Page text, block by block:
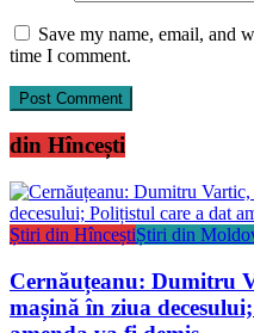
Save my name, email, and
time I comment.
din Hîncești
Știri din HînceștiȘtiri din
Cernăuțeanu: Dumitru
mașină în ziua